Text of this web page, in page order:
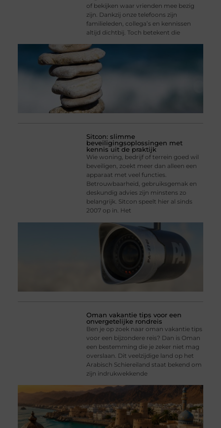
of bekijken waar vrienden mee bezig
zijn. Dankzij onze telefoons zijn
familieleden, collega’s en kennissen
altijd dichtbij. Toch betekent die
Sitcon: slimme
beveiligingsoplossingen met
kennis uit de praktijk
Wie woning, bedrijf of terrein goed wil
beveiligen, zoekt meer dan alleen een
apparaat met veel functies.
Betrouwbaarheid, gebruiksgemak en
deskundig advies zijn minstens zo
belangrijk. Sitcon speelt hier al sinds
2007 op in. Het
Oman vakantie tips voor een
onvergetelijke rondreis
Ben je op zoek naar oman vakantie tips
voor een bijzondere reis? Dan is Oman
een bestemming die je zeker niet mag
overslaan. Dit veelzijdige land op het
Arabisch Schiereiland staat bekend om
zijn indrukwekkende